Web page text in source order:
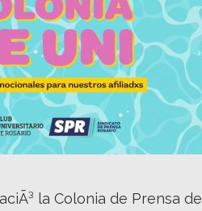
la Colonia de Prensa